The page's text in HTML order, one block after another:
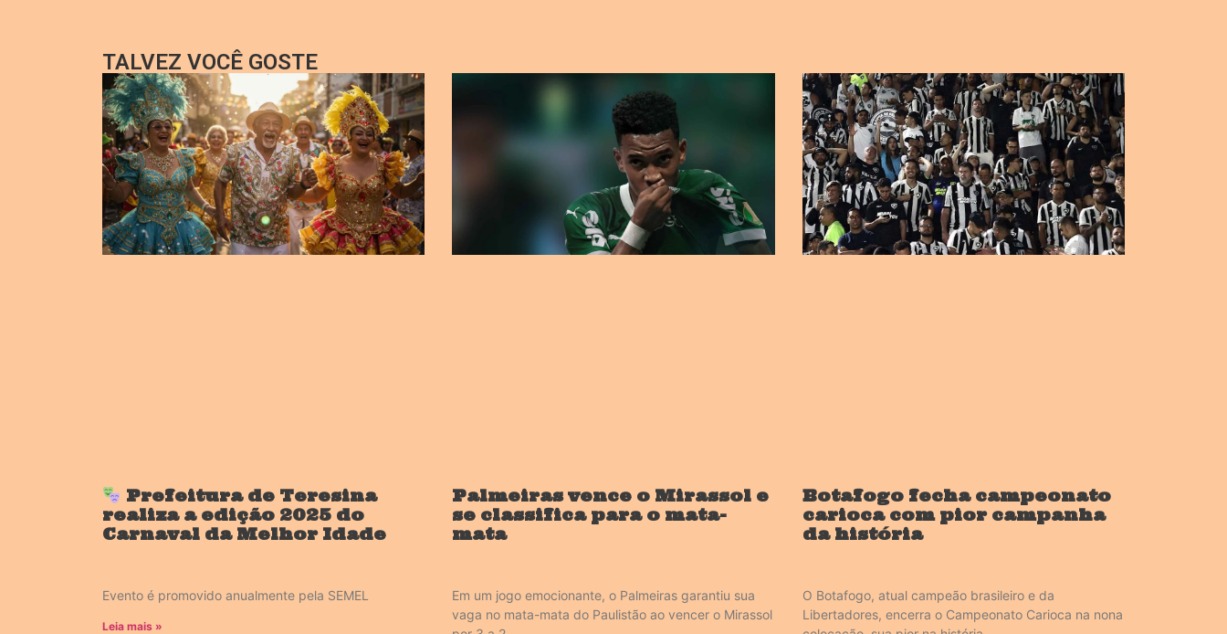
TALVEZ VOCÊ GOSTE
Prefeitura de Teresina
realiza a edição 2025 do
Carnaval da Melhor Idade
Evento é promovido anualmente pela SEMEL
Leia mais »
Palmeiras vence o Mirassol e
se classifica para o mata-
mata
Em um jogo emocionante, o Palmeiras garantiu sua
vaga no mata-mata do Paulistão ao vencer o Mirassol
Botafogo fecha campeonato
carioca com pior campanha
da história
O Botafogo, atual campeão brasileiro e da
Libertadores, encerra o Campeonato Carioca na nona